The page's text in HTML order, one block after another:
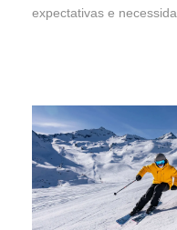
expectativas e